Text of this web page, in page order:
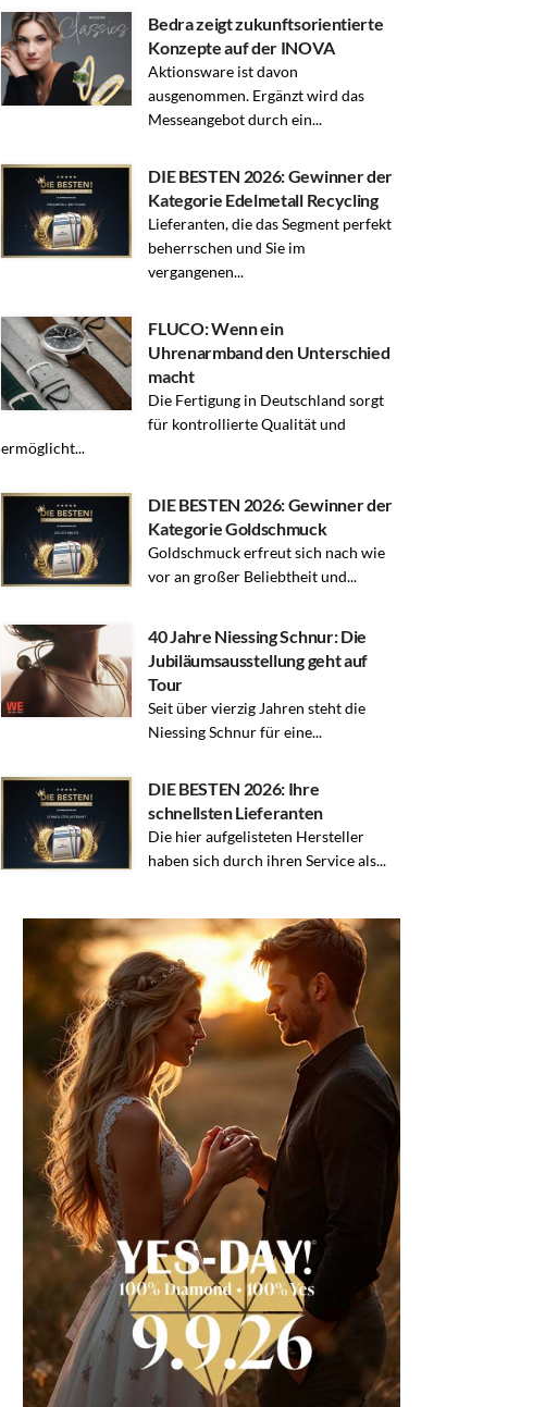
Bedra zeigt zukunftsorientierte
Konzepte auf der INOVA
Aktionsware ist davon
ausgenommen. Ergänzt wird das
Messeangebot durch ein...
DIE BESTEN 2026: Gewinner der
Kategorie Edelmetall Recycling
Lieferanten, die das Segment perfekt
beherrschen und Sie im
vergangenen...
FLUCO: Wenn ein
Uhrenarmband den Unterschied
macht
Die Fertigung in Deutschland sorgt
für kontrollierte Qualität und
ermöglicht...
DIE BESTEN 2026: Gewinner der
Kategorie Goldschmuck
Goldschmuck erfreut sich nach wie
vor an großer Beliebtheit und...
40 Jahre Niessing Schnur: Die
Jubiläumsausstellung geht auf
Tour
Seit über vierzig Jahren steht die
Niessing Schnur für eine...
DIE BESTEN 2026: Ihre
schnellsten Lieferanten
Die hier aufgelisteten Hersteller
haben sich durch ihren Service als...